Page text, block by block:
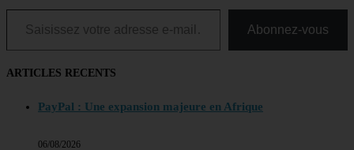
Saisissez votre adresse e-mail…
Abonnez-vous
ARTICLES RECENTS
PayPal : Une expansion majeure en Afrique
06/08/2026